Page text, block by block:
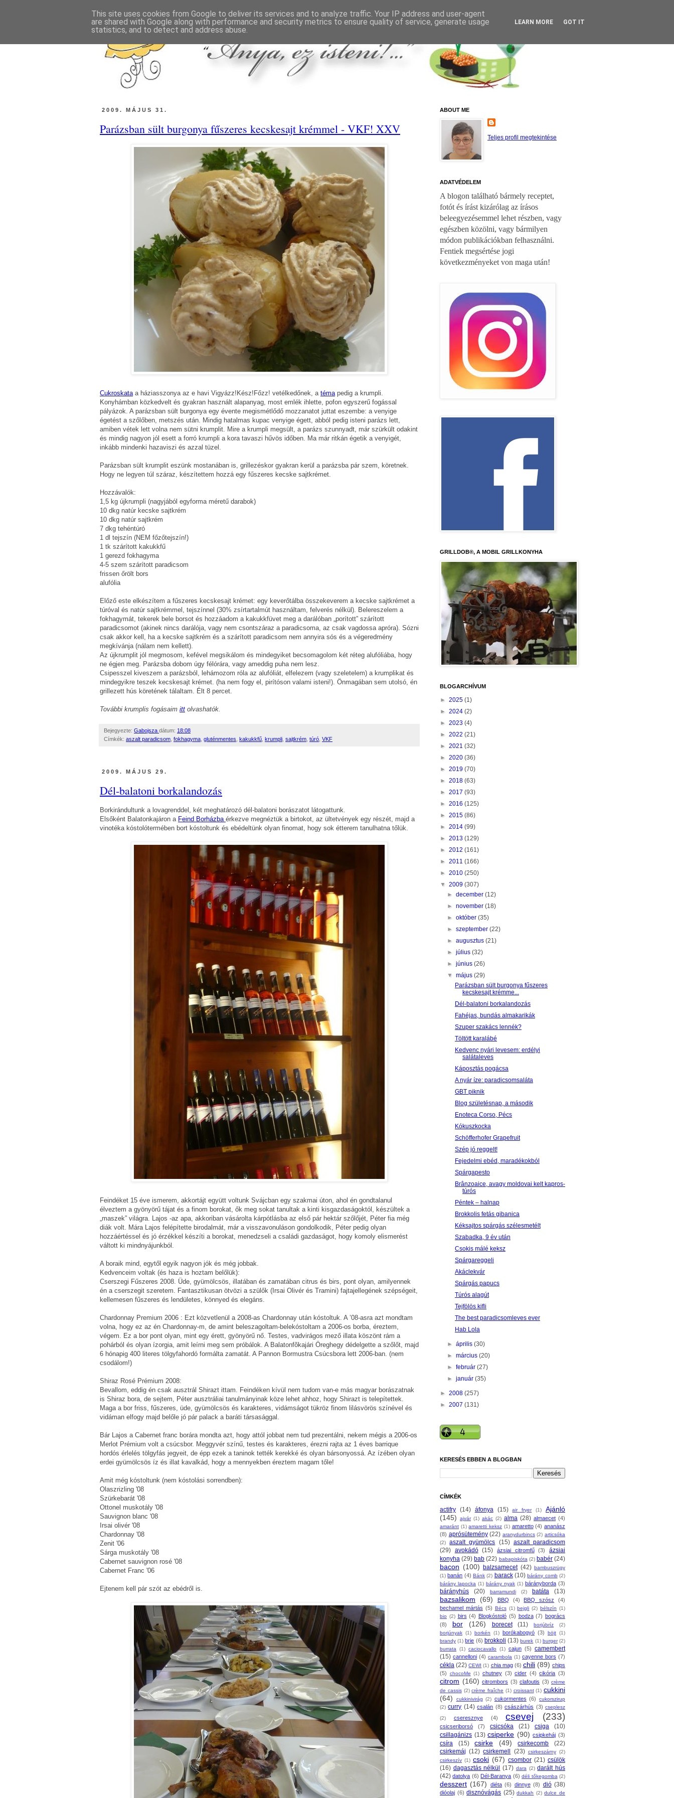
2009. MÁJUS 31.
Parázsban sült burgonya fűszeres kecskesajt krémmel - VKF! XXV
Cukroskata a háziasszonya az e havi Vigyázz!Kész!Főzz! vetélkedőnek, a téma pedig a krumpli.
Konyhámban közkedvelt és gyakran használt alapanyag, most emlék ihlette, pofon egyszerű fogással
pályázok. A parázsban sült burgonya egy évente megismétlődő mozzanatot juttat eszembe: a venyige
égetést a szőlőben, metszés után. Mindig hatalmas kupac venyige égett, abból pedig isteni parázs lett,
amiben vétek lett volna nem sütni krumplit. Mire a krumpli megsült, a parázs szunnyadt, már szürkült odakint
és mindig nagyon jól esett a forró krumpli a kora tavaszi hűvös időben. Ma már ritkán égetik a venyigét,
inkább mindenki hazaviszi és azzal tüzel.
Parázsban sült krumplit eszünk mostanában is, grillezéskor gyakran kerül a parázsba pár szem, köretnek.
Hogy ne legyen túl száraz, készítettem hozzá egy fűszeres kecske sajtkrémet.
Hozzávalók:
1,5 kg újkrumpli (nagyjából egyforma méretű darabok)
10 dkg natúr kecske sajtkrém
10 dkg natúr sajtkrém
7 dkg tehéntúró
1 dl tejszín (NEM főzőtejszín!)
1 tk szárított kakukkfű
1 gerezd fokhagyma
4-5 szem szárított paradicsom
frissen őrölt bors
alufólia
Előző este elkészítem a fűszeres kecskesajt krémet: egy keverőtálba összekeverem a kecske sajtkrémet a
túróval és natúr sajtkrémmel, tejszínnel (30% zsírtartalmút használtam, felverés nélkül). Belereszelem a
fokhagymát, tekerek bele borsot és hozzáadom a kakukkfüvet meg a darálóban „porított” szárított
paradicsomot (akinek nincs darálója, vagy nem csontszáraz a paradicsoma, az csak vagdossa apróra). Sózni
csak akkor kell, ha a kecske sajtkrém és a szárított paradicsom nem annyira sós és a végeredmény
megkívánja (nálam nem kellett).
Az újkrumplit jól megmosom, kefével megsikálom és mindegyiket becsomagolom két réteg alufóliába, hogy
ne égjen meg. Parázsba dobom úgy félórára, vagy ameddig puha nem lesz.
Csipesszel kiveszem a parázsból, lehámozom róla az alufóliát, elfelezem (vagy szeletelem) a krumplikat és
mindegyikre teszek kecskesajt krémet. (ha nem fogy el, pirítóson valami isteni!). Önmagában sem utolsó, én
grillezett hús köretének tálaltam. Élt 8 percet.
További krumplis fogásaim itt olvashatók.
Bejegyezte: Gabojsza dátum: 18:08
Címkék: aszalt paradicsom fokhagyma gluténmentes kakukkfű krumpli sajtkrém túró VKF
2009. MÁJUS 29.
Dél-balatoni borkalandozás
Borkirándultunk a lovagrenddel, két meghatározó dél-balatoni borászatot látogattunk.
Elsőként Balatonkajáron a Feind Borházba érkezve megnéztük a birtokot, az ültetvények egy részét, majd a
vinotéka kóstolótermében bort kóstoltunk és ebédeltünk olyan finomat, hogy sok étterem tanulhatna tőlük.
Feindéket 15 éve ismerem, akkortájt együtt voltunk Svájcban egy szakmai úton, ahol én gondtalanul
élveztem a gyönyörű tájat és a finom borokat, ők meg sokat tanultak a kinti kisgazdaságoktól, készültek a
„maszek” világra. Lajos -az apa, akkoriban vásárolta kárpótlásba az első pár hektár szőlőjét, Péter fia még
diák volt. Mára Lajos felépítette birodalmát, már a visszavonuláson gondolkodik, Péter pedig olyan
hozzáértéssel és jó érzékkel készíti a borokat, menedzseli a családi gazdaságot, hogy komoly elismerést
váltott ki mindnyájunkból.
A boraik mind, egytől egyik nagyon jók és még jobbak.
Kedvenceim voltak (és haza is hoztam belőlük):
Cserszegi Fűszeres 2008. Üde, gyümölcsös, illatában és zamatában citrus és birs, pont olyan, amilyennek
én a cserszegit szeretem. Fantasztikusan ötvözi a szülők (Irsai Olivér és Tramini) fajtajellegének szépségeit,
kellemesen fűszeres és lendületes, könnyed és elegáns.
Chardonnay Premium 2006 : Ezt közvetlenül a 2008-as Chardonnay után kóstoltuk. A ’08-asra azt mondtam
volna, hogy ez az én Chardonnay-m, de amint beleszagoltam-belekóstoltam a 2006-os borba, éreztem,
végem. Ez a bor pont olyan, mint egy érett, gyönyörű nő. Testes, vadvirágos mező illata köszönt rám a
pohárból és olyan ízorgia, amit leírni meg sem próbálok. A Balatonfõkajári Öreghegy dédelgette a szőlőt, majd
6 hónapig 400 literes tölgyfahordó formálta zamatát. A Pannon Bormustra Csúcsbora lett 2006-ban. (nem
csodálom!)
Shiraz Rosé Prémium 2008:
Bevallom, eddig én csak ausztrál Shirazt ittam. Feindéken kívül nem tudom van-e más magyar borászatnak
is Shiraz bora, de sejtem, Péter ausztráliai tanulmányinak köze lehet ahhoz, hogy Shirazt is telepítettek.
Maga a bor friss, fűszeres, üde, gyümölcsös és karakteres, vidámságot tükröz finom lilásvörös színével és
vidáman elfogy majd belőle jó pár palack a baráti társasággal.
Bár Lajos a Cabernet franc borára mondta azt, hogy attól jobbat nem tud prezentálni, nekem mégis a 2006-os
Merlot Prémium volt a csúcsbor. Meggyvér színű, testes és karakteres, érezni rajta az 1 éves barrique
hordós érlelés tölgyfás jegyeit, de épp ezek a taninok tették kerekké és olyan bársonyossá. Az ízében olyan
erdei gyümölcsös íz és illat kavalkád, hogy a mennyekben éreztem magam tőle!
Amit még kóstoltunk (nem kóstolási sorrendben):
Olaszrizling '08
Szürkebarát '08
Ottonel muskotály '08
Sauvignon blanc '08
Irsai olivér '08
Chardonnay '08
Zenit '06
Sárga muskotály '08
Cabernet sauvignon rosé '08
Cabernet Franc '06
Ejtenem kell pár szót az ebédről is.
ABOUT ME
Teljes profil megtekintése
ADATVÉDELEM
A blogon található bármely receptet,
fotót és írást kizárólag az írásos
beleegyezésemmel lehet részben, vagy
egészben közölni, vagy bármilyen
módon publikációkban felhasználni.
Fentiek megsértése jogi
következményeket von maga után!
GRILLDOB®, A MOBIL GRILLKONYHA
BLOGARCHÍVUM
► 2025 (1)
► 2024 (2)
► 2023 (4)
► 2022 (21)
► 2021 (32)
► 2020 (36)
► 2019 (70)
► 2018 (63)
► 2017 (93)
► 2016 (125)
► 2015 (86)
► 2014 (99)
► 2013 (129)
► 2012 (161)
► 2011 (166)
► 2010 (250)
▼ 2009 (307)
►december(12)
►november(18)
►október(35)
►szeptember(22)
►augusztus(21)
►július(32)
►június(26)
▼május(29)
Parázsban sült burgonya fűszeres
kecskesajt krémme...
Dél-balatoni borkalandozás
Fahéjas, bundás almakarikák
Szuper szakács lennék?
Töltött karalábé
Kedvenc nyári levesem: erdélyi
salátaleves
Káposztás pogácsa
A nyár íze: paradicsomsaláta
GBT piknik
Blog születésnap, a második
Enoteca Corso, Pécs
Kókuszkocka
Schöfferhofer Grapefruit
Szép jó reggelt!
Fejedelmi ebéd, maradékokból
Spárgapesto
Brânzoaice, avagy moldovai kelt kapros-
túrós
Péntek – halnap
Brokkolis fetás gibanica
Kéksajtos spárgás szélesmetélt
Szabadka, 9 év után
Csokis málé keksz
Spárgareggeli
Akáclekvár
Spárgás papucs
Túrós alagút
Tejfölös kifli
The best paradicsomleves ever
Hab Lola
►április(30)
►március(20)
►február(27)
►január(35)
► 2008 (257)
► 2007 (131)
KERESÉS EBBEN A BLOGBAN
CÍMKÉK
actifry (14) áfonya (15) air fryer (1)
Ajánló
(145)
ajvár (1) akác (2) alma (28) almaecet (4)
amaránt (1) amaretti keksz (1) amaretto (4) ananász
(8) aprósütemény (22) aranydurbincs (2) articsóka
(2)
aszalt gyümölcs (15) aszalt paradicsom
(29) avokádó (15) ázsiai citromfű (3)
ázsiai
konyha (29) bab (22) babapiskóta (2) babér (24)
bacon (100) balzsamecet (42) bambuszrügy
(1) banán (4) Bánk (2) barack (10) bárány comb (2)
bárány lapocka (1) bárány nyak (1) bárányborda (3)
bárányhús (20) barramundi (2) batáta (13)
bazsalikom (69) BBQ (4) BBQ szósz
(4)
bechamel mártás (5) Bécs (1) bejgli (2) bélszín (1)
bio (2) birs (4) Blogkóstoló (5) bodza (7) bogrács
(8)
bor (126) borecet (11) borjúbríz
(2)
borjúnyak (1) borkén (1) borókabogyó (3) böjt (1)
brandy (1) brie (6) brokkoli (13) burek (1) burger (2)
burrata
(1) caciocavallo (1) cajun (5) camembert
(15) cannelloni (4) carambola (1) cayenne bors (7)
cékla (22) CEWI (1) chia mag (6) chili (89) chips
(5)
chocoMe (1) chutney (3) cider (4) cikória (3)
citrom (160) citrombors (3) clafoutis (3) crème
de cassis (2) crème fraîche (1) croissant (1) cukkini
(64)
cukkinivirág (2) cukormentes (6)
cukorszirup
(2) curry (14) csalán (8) császárhús (3) cseplesz
(2)
cseresznye (4) csevej (233)
csicseriborsó (7) csicsóka (21) csiga
(10)
csillagánizs (13) csiperke (90) csipkeháj (3)
csíra (15) csirke (49) csirkecomb
(22)
csirkemáj (12) csirkemell (23) csirkeszárny (2)
csirkeszív (1) csoki (67) csombor (21) csülök
(16) dagasztás nélkül (17) dara (2) darált hús
(42) datolya (6) Dél-Baranya (6) déli tőkegomba (2)
desszert (167) diéta (6) dinnye (8) dió (38)
dióolaj (6) disznóvágás (25) dukkah (2) dulce de
This site uses cookies from Google to deliver its services and to analyze traffic. Your IP address and user-agent
are shared with Google along with performance and security metrics to ensure quality of service, generate usage
statistics, and to detect and address abuse.
LEARN MORE GOT IT